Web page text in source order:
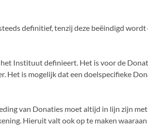
definitief, tenzij deze beëindigd
Instituut definieert. Het is voor de
Het is mogelijk dat een doelspecifieke
van Donaties moet altijd in lijn zijn
Hieruit valt ook op te maken